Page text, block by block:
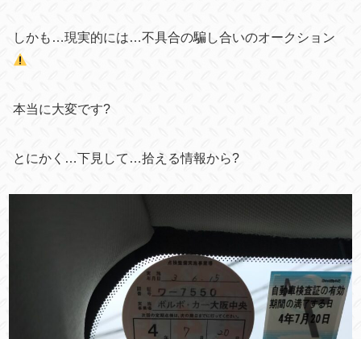
しかも…現実的には…不具合の騙し合いのオークション
本当に大変です?
とにかく…下見して…拾える情報から?